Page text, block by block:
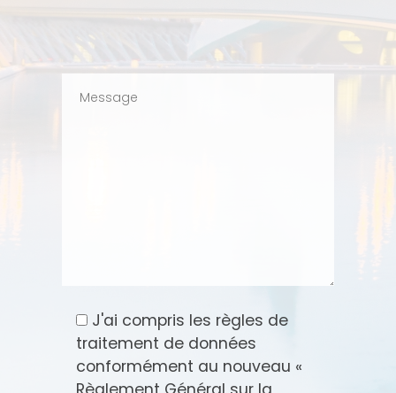
J'ai compris les règles de
traitement de données
conformément au nouveau «